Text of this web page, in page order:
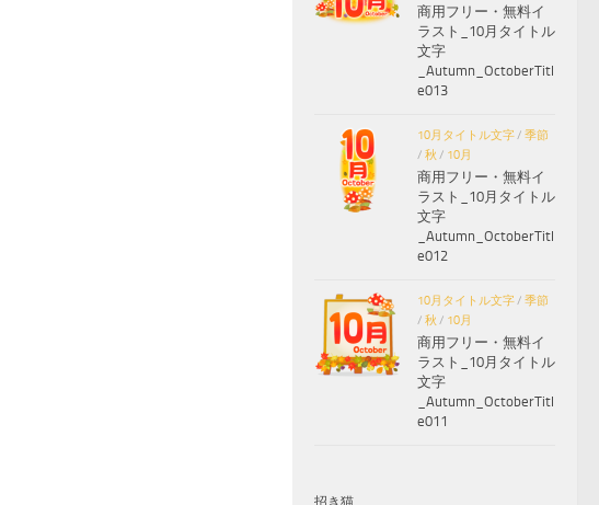
商用フリー・無料イ
ラスト_10月タイトル
文字
_Autumn_OctoberTitl
e013
10月タイトル文字/ 季節
/ 秋 / 10月
商用フリー・無料イ
ラスト_10月タイトル
文字
_Autumn_OctoberTitl
e012
10月タイトル文字/ 季節
/ 秋 / 10月
商用フリー・無料イ
ラスト_10月タイトル
文字
_Autumn_OctoberTitl
e011
招き猫